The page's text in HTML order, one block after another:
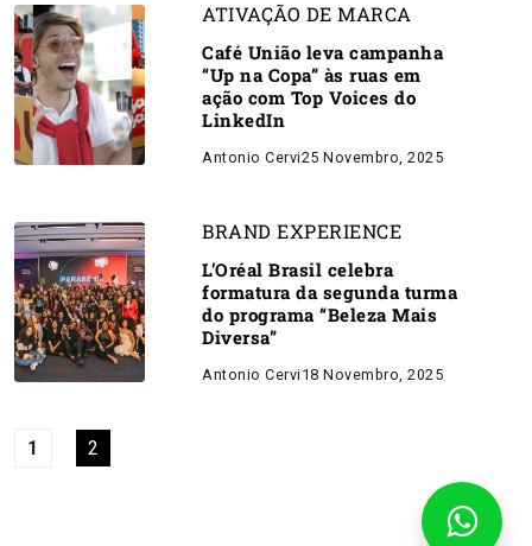
ATIVAÇÃO DE MARCA
Café União leva campanha
“Up na Copa” às ruas em
ação com Top Voices do
LinkedIn
Antonio Cervi25 Novembro, 2025
BRAND EXPERIENCE
L’Oréal Brasil celebra
formatura da segunda turma
do programa “Beleza Mais
Diversa”
Antonio Cervi 18 Novembro, 2025
1 2